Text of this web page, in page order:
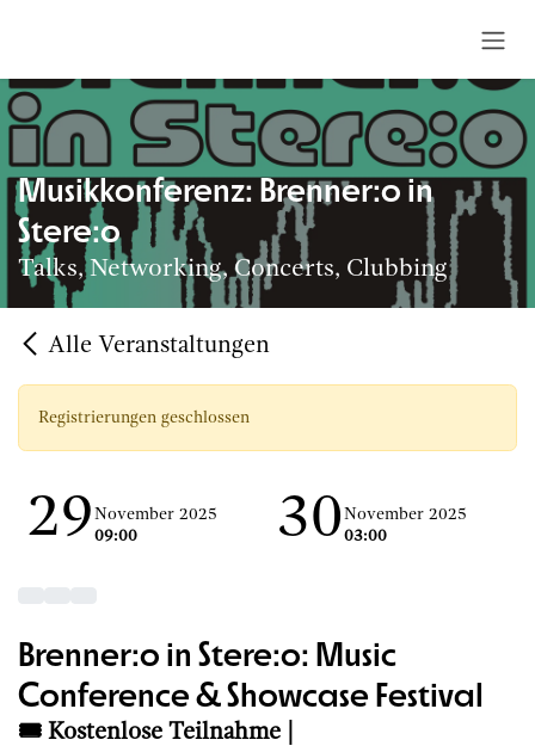
Musikkonferenz: Brenner:o in
Stere:o
Talks, Networking, Concerts, Clubbing
Alle Veranstaltungen
Registrierungen geschlossen
29 November 2025
09:00
30 November 2025
03:00
Brenner:o in Stere:o: Music
Conference & Showcase Festival
🎟️ Kostenlose Teilnahme |